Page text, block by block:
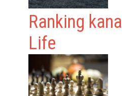
Ranking
Life